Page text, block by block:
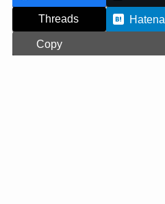
Threads
Hatena
Copy